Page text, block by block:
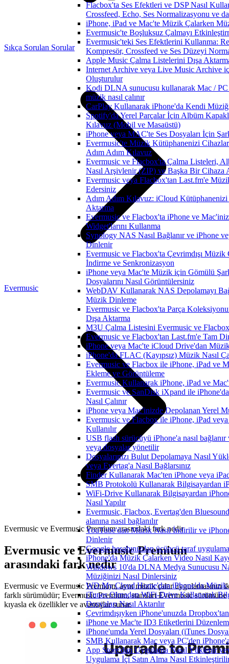
Flacbox'ta Ses Efektleri ve DSP Nasıl
Crossfeed, Echo, Ses Normalizasyonu ve
iPhone, iPad ve Mac'te Müzik Çalarken
Evermusic'te Boşluksuz Çalmayı
Evermusic'teki Ses Efektlerini Kullanma:
Kompresör, Crossfeed ve Ses Düzeyi
Apple Music Çalma Listelerini Dışa
Internet Archive veya Live Music Archive
Oluşturulur
Kodi DLNA sunucusu kullanarak Mac /
müzik nasıl çalınır
CarPlay Kullanarak iPhone'da Kendi
Spotify'da Yerel Parçalar İçin Albüm
Kılavuz (Mobil ve Masaüstü)
iPhone veya MAC'te Ses Dosyaları İçin
Evermusic'te Müzik Kütüphanenizi Cihazlar
Adım Adım Kılavuz
Evermusic ve Flacbox'ta Çalma Listeleri,
Nasıl Arşivlenir (ZIP) ve Başka Bir Cihaza
Evermusic veya Flacbox'tan Last.fm'e
Edersiniz
Adım Adım Kılavuz: iCloud
Aktarma
Evermusic ve Flacbox'ta iPhone ve
Widget'larını Kullanma
Synology NAS Nasıl Bağlanır ve iPhone
Dinlenir
Evermusic ve Flacbox'ta Çevrimdışı
İndirme ve Senkronizasyon
iPhone veya Mac'te Müzik için Gömülü
Dosyalarını Nasıl Görüntülersiniz
WebDAV Kullanarak NAS Depolamayı
Müzik Dinleme
Evermusic ve Flacbox'ta Parça
Dışa Aktarma
M3U Çalma Listesini Evermusic ve
Evermusic ve Flacbox'tan Last.fm'e Tam
iPhone veya Mac'te iCloud Drive'dan
iPhone'da FLAC (Kayıpsız) Müzik Nasıl
Evermusic ve Flacbox ile iPhone, iPad ve
Ekleme ve Görüntüleme
Evermusic Kullanarak iPhone, iPad ve
Evermusic ve SanDisk iXpand ile
Nasıl Çalınır
iPhone veya Mac'inizde Depolanan Yerel
Evermusic ve Flacbox ile iPhone, iPad veya
Kullanılır
USB flash sürücüyü iPhone'a nasıl
veya dosyalar yönetilir
Dosyalarınızı Bulut Depolamaya Nasıl
veya Evertag'a Nasıl Bağlarsınız
Finder Kullanarak Mac'ten iPhone veya
SMB Protokolü Kullanarak Bilgisayardan
WiFi-Drive Kullanarak Bilgisayardan
Nasıl Yapılır
Evermusic, Flacbox, Evertag'den
alanına nasıl bağlanılır
YouTube'dan Müzik Nasıl İndirilir ve
Dinlenir
Google hesabınızdan üçüncü taraf
iPhone'da Müzik Çalarken Video Nasıl
Windows 10'da DLNA Medya Sunucusu
Müziğinizi Nasıl Dinlersiniz
WD My Cloud Home'dan iPhone'da Müzik
iTunes Olmadan WiFi-Drive Kullanarak
Dosyaları Nasıl Aktarılır
Çevrimdışıyken iPhone'unuzda
iPhone ve Mac'te ID3 Etiketlerini
iPhone'umda Yerel Dosyaları (iTunes
SMB Kullanarak Mac veya PC'den
App Store'dan Uygulama Nasıl Yüklenir
Uygulama İçi Satın Alma Nasıl
Sıkça Sorulan Sorular
Evermusic
Evermusic ve Evermusic Premium arasındaki fark nedir
Evermusic ve Evermusic Premium
arasındaki fark nedir
Evermusic ve Evermusic Premium, aynı müzik çalar uygulamasının
farklı sürümüdür; Evermusic Premium, standart Evermusic sürümüne
kıyasla ek özellikler ve avantajlar sunar.